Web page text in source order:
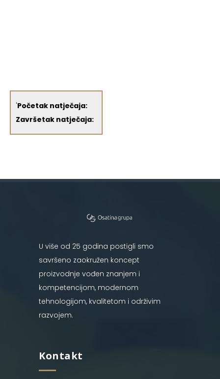
'Početak natječaja:
Završetak natječaja:
U više od 25 godina postigli smo
savršeno zaokružen koncept
proizvodnje vođen znanjem i
kompetencijom, modernom
tehnologijom, kvalitetom i održivim
razvojem.
Kontakt